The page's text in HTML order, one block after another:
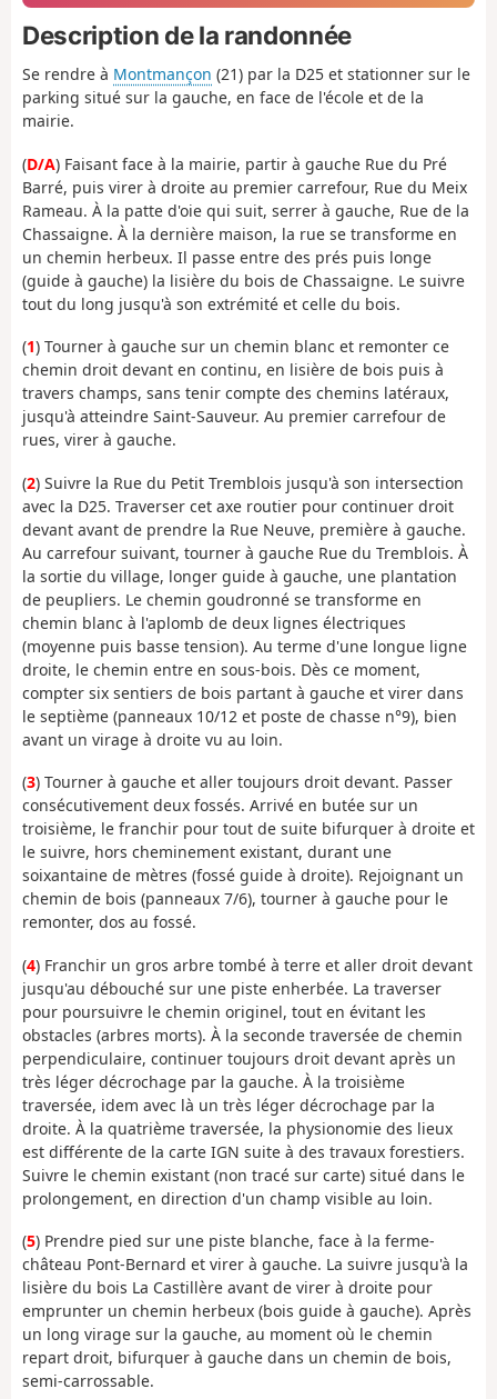
Description de la randonnée
Se rendre à Montmançon (21) par la D25 et stationner sur le
parking situé sur la gauche, en face de l'école et de la
mairie.
(D/A) Faisant face à la mairie, partir à gauche Rue du Pré
Barré, puis virer à droite au premier carrefour, Rue du Meix
Rameau. À la patte d'oie qui suit, serrer à gauche, Rue de la
Chassaigne. À la dernière maison, la rue se transforme en
un chemin herbeux. Il passe entre des prés puis longe
(guide à gauche) la lisière du bois de Chassaigne. Le suivre
tout du long jusqu'à son extrémité et celle du bois.
(1) Tourner à gauche sur un chemin blanc et remonter ce
chemin droit devant en continu, en lisière de bois puis à
travers champs, sans tenir compte des chemins latéraux,
jusqu'à atteindre Saint-Sauveur. Au premier carrefour de
rues, virer à gauche.
(2) Suivre la Rue du Petit Tremblois jusqu'à son intersection
avec la D25. Traverser cet axe routier pour continuer droit
devant avant de prendre la Rue Neuve, première à gauche.
Au carrefour suivant, tourner à gauche Rue du Tremblois. À
la sortie du village, longer guide à gauche, une plantation
de peupliers. Le chemin goudronné se transforme en
chemin blanc à l'aplomb de deux lignes électriques
(moyenne puis basse tension). Au terme d'une longue ligne
droite, le chemin entre en sous-bois. Dès ce moment,
compter six sentiers de bois partant à gauche et virer dans
le septième (panneaux 10/12 et poste de chasse n°9), bien
avant un virage à droite vu au loin.
(3) Tourner à gauche et aller toujours droit devant. Passer
consécutivement deux fossés. Arrivé en butée sur un
troisième, le franchir pour tout de suite bifurquer à droite et
le suivre, hors cheminement existant, durant une
soixantaine de mètres (fossé guide à droite). Rejoignant un
chemin de bois (panneaux 7/6), tourner à gauche pour le
remonter, dos au fossé.
(4) Franchir un gros arbre tombé à terre et aller droit devant
jusqu'au débouché sur une piste enherbée. La traverser
pour poursuivre le chemin originel, tout en évitant les
obstacles (arbres morts). À la seconde traversée de chemin
perpendiculaire, continuer toujours droit devant après un
très léger décrochage par la gauche. À la troisième
traversée, idem avec là un très léger décrochage par la
droite. À la quatrième traversée, la physionomie des lieux
est différente de la carte IGN suite à des travaux forestiers.
Suivre le chemin existant (non tracé sur carte) situé dans le
prolongement, en direction d'un champ visible au loin.
(5) Prendre pied sur une piste blanche, face à la ferme-
château Pont-Bernard et virer à gauche. La suivre jusqu'à la
lisière du bois La Castillère avant de virer à droite pour
emprunter un chemin herbeux (bois guide à gauche). Après
un long virage sur la gauche, au moment où le chemin
repart droit, bifurquer à gauche dans un chemin de bois,
semi-carrossable.